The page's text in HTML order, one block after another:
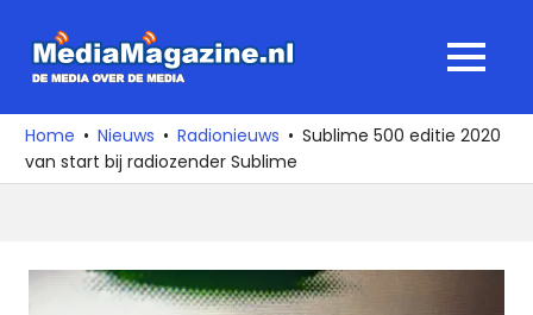
naar
media
over
de
MENU
Home Nieuws Radionieuws
Sublime 500 editie 2020
van start bij radiozender Sublime